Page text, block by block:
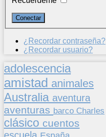
¿Recordar contraseña?
¿Recordar usuario?
adolescencia
amistad animales
Australia aventura
aventuras barco Charles
clásico cuentos
escuela